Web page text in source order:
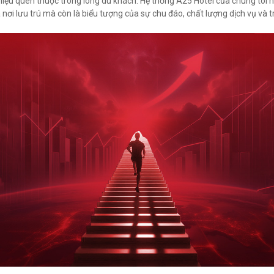
lưu trú mà còn là biểu tượng của sự chu đáo, chất lượng dịch vụ và